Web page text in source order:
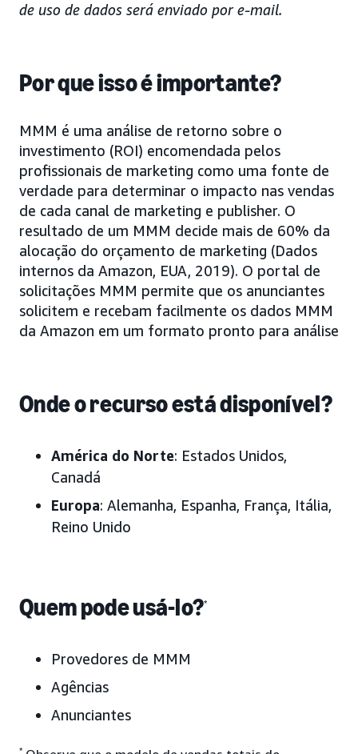
de uso de dados será enviado por e-mail.
Por que isso é importante?
MMM é uma análise de retorno sobre o
investimento (ROI) encomendada pelos
profissionais de marketing como uma fonte de
verdade para determinar o impacto nas vendas
de cada canal de marketing e publisher. O
resultado de um MMM decide mais de 60% da
alocação do orçamento de marketing (Dados
internos da Amazon, EUA, 2019). O portal de
solicitações MMM permite que os anunciantes
solicitem e recebam facilmente os dados MMM
da Amazon em um formato pronto para análise
Onde o recurso está disponível?
América do Norte: Estados Unidos,
Canadá
Europa: Alemanha, Espanha, França, Itália,
Reino Unido
Quem pode usá-lo?*
Provedores de MMM
Agências
Anunciantes
*